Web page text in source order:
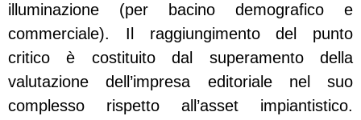
illuminazione (per bacino demografico e
commerciale). Il raggiungimento del punto
critico è costituito dal superamento della
valutazione dell’impresa editoriale nel suo
complesso rispetto all’asset impiantistico.